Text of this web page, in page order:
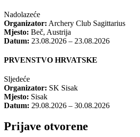
Nadolazeće
Organizator: Archery Club Sagittarius
Mjesto: Beč, Austrija
Datum: 23.08.2026 – 23.08.2026
PRVENSTVO HRVATSKE
Sljedeće
Organizator: SK Sisak
Mjesto: Sisak
Datum: 29.08.2026 – 30.08.2026
Prijave otvorene